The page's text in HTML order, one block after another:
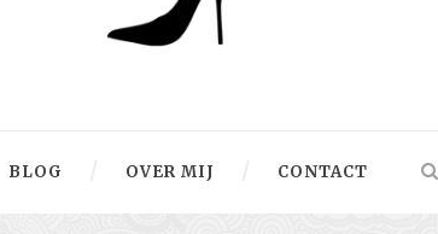
BLOG OVER MIJ CONTACT